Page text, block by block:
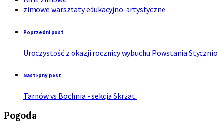
zimowe warsztaty edukacyjno-artystyczne
Poprzedni post
Uroczystość z okazji rocznicy wybuchu Powstania
Następny post
Tarnów vs Bochnia - sekcja Skrzat.
Pogoda